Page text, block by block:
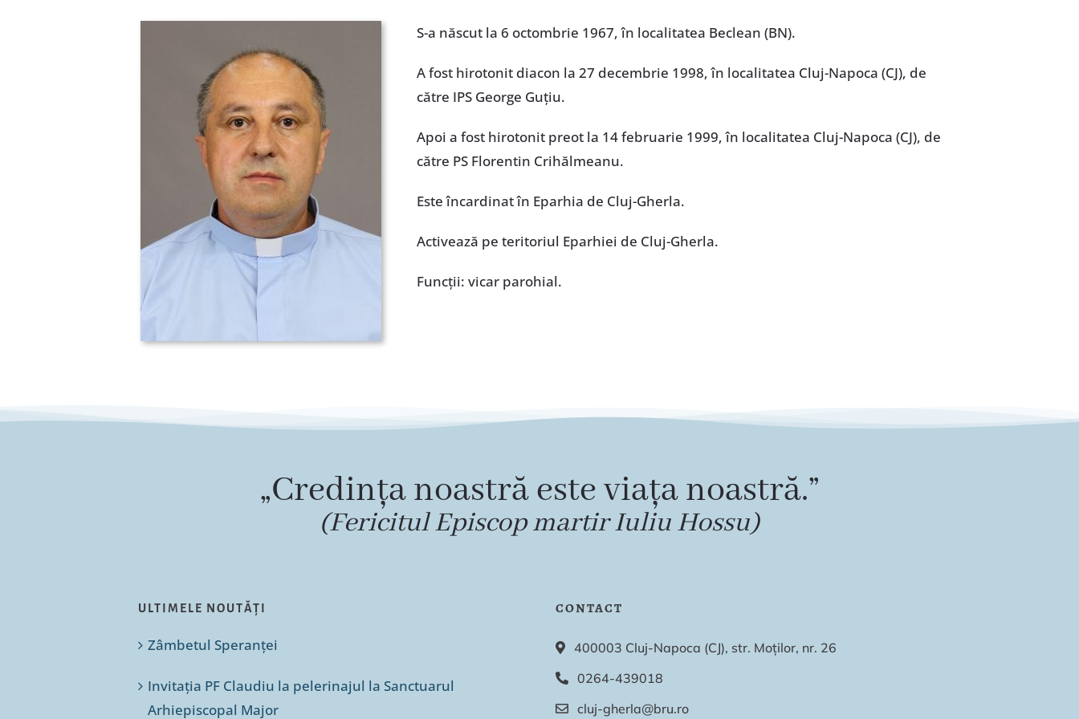
S-a născut la 6 octombrie 1967, în localitatea Beclean (BN).
A fost hirotonit diacon la 27 decembrie 1998, în localitatea Cluj-Napoca (CJ), de
către IPS George Guțiu.
Apoi a fost hirotonit preot la 14 februarie 1999, în localitatea Cluj-Napoca (CJ), de
către PS Florentin Crihălmeanu.
Este încardinat în Eparhia de Cluj-Gherla.
Activează pe teritoriul Eparhiei de Cluj-Gherla.
Funcţii: vicar parohial.
„Credința noastră este viața noastră.”
(Fericitul Episcop martir Iuliu Hossu)
ULTIMELE NOUTĂȚI
Zâmbetul Speranței
Invitația PF Claudiu la pelerinajul la Sanctuarul
Arhiepiscopal Major
CONTACT
400003 Cluj-Napoca (CJ), str. Moților, nr. 26
0264-439018
cluj-gherla@bru.ro